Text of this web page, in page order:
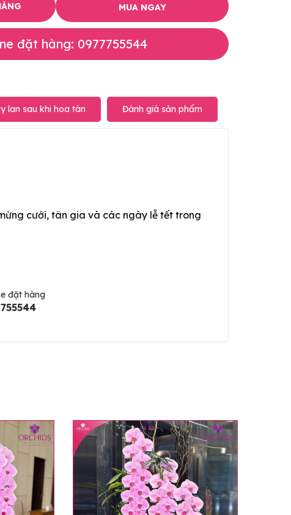
MUA NGAY
đặt hàng: 0977755544
lan sau khi hoa tàn Đánh giá sản phẩm
cưới, tân gia và các ngày lễ tết trong
đặt hàng